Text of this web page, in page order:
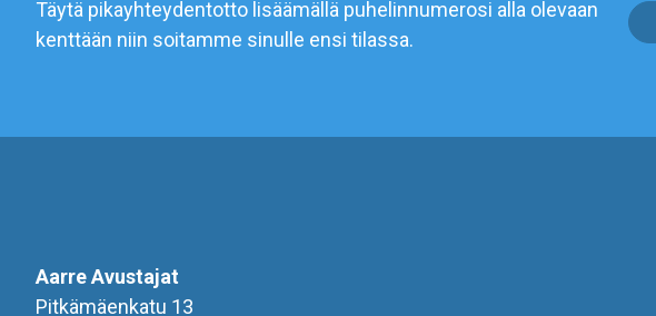
Täytä pikayhteydentotto lisäämällä puhelinnumerosi alla olevaan
kenttään niin soitamme sinulle ensi tilassa.
Aarre Avustajat
Pitkämäenkatu 13